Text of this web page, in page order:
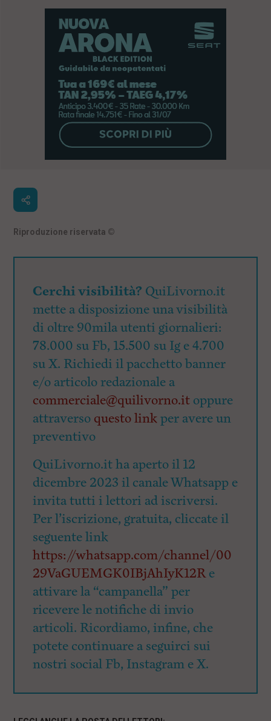
Riproduzione riservata ©
Cerchi visibilità? QuiLivorno.it
mette a disposizione una visibilità
di oltre 90mila utenti giornalieri:
78.000 su Fb, 15.500 su Ig e 4.700
su X. Richiedi il pacchetto banner
e/o articolo redazionale a
commerciale@quilivorno.it oppure
attraverso questo linkper avere un
preventivo
QuiLivorno.it ha aperto il 12
dicembre 2023 il canale Whatsapp e
invita tutti i lettori ad iscriversi.
Per l’iscrizione, gratuita, cliccate il
seguente link
https://whatsapp.com/channel/00
29VaGUEMGK0IBjAhIyK12Re
attivare la “campanella” per
ricevere le notifiche di invio
articoli. Ricordiamo, infine, che
potete continuare a seguirci sui
nostri social Fb, Instagram e X.